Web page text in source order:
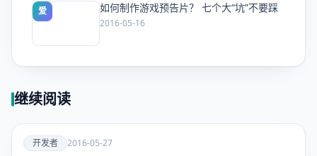
爱 如何制作游戏预告片？ 七个大“坑”不要踩
2016-05-16
继续阅读
爱
开发者 2016-05-27